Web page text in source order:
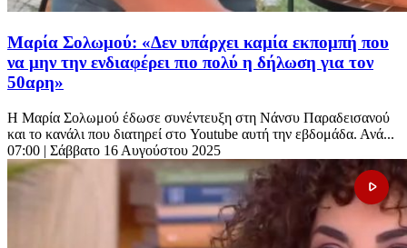
Μαρία Σολωμού: «Δεν υπάρχει καμία εκπομπή που
να μην την ενδιαφέρει πιο πολύ η δήλωση για τον
50αρη»
Η Μαρία Σολωμού έδωσε συνέντευξη στη Νάνσυ Παραδεισανού
και το κανάλι που διατηρεί στο Youtube αυτή την εβδομάδα. Ανά...
07:00 | Σάββατο 16 Αυγούστου 2025